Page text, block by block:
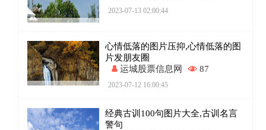
2023-07-13 02:00:44
心情低落的图片压抑,心情低落的图
片发朋友圈
运城股票信息网
87
2023-07-12 16:00:45
经典古训100句图片大全,古训名言
警句